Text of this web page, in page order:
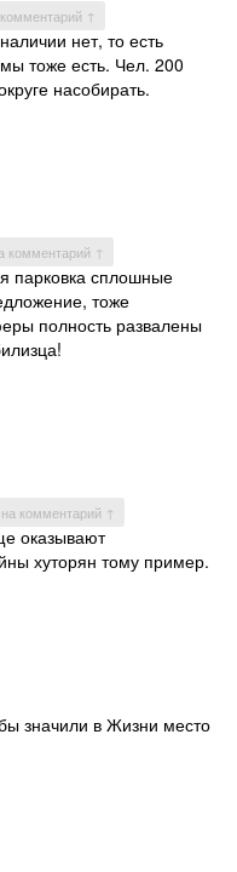
↑
нет, то есть
тоже есть. Чел. 200
насобирать.
комментарий ↑
парковка сплошные
тоже
полность развалены
комментарий ↑
оказывают
хуторян тому пример.
значили в Жизни место